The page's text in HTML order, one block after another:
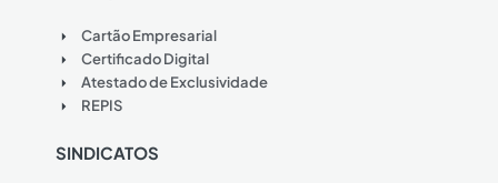
Cartão Empresarial
Certificado Digital
Atestado de Exclusividade
REPIS
SINDICATOS